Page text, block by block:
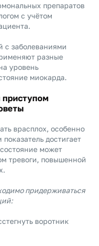
препаратов
с учётом
с заболеваниями
разные
уровень
миокарда.
приступом
врасплох, особенно
достигает
может
тревоги, повышенной
придерживаться
воротник